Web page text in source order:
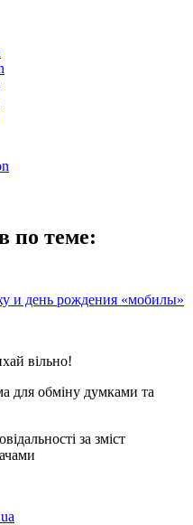
по теме:
и день рождения «мобилы»
вільно!
для обміну думками та
за зміст